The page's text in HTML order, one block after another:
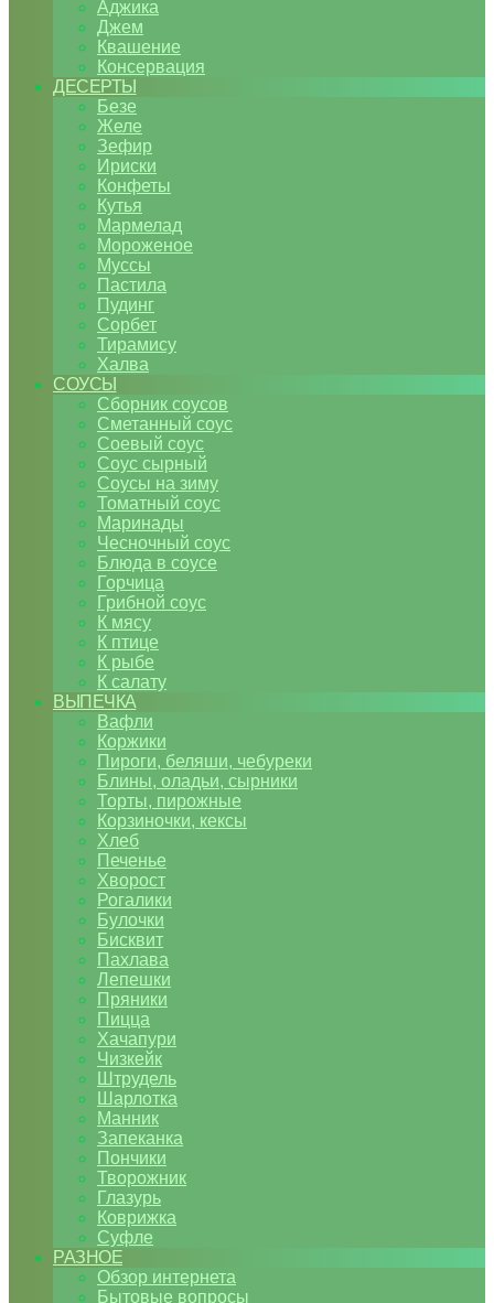
Аджика
Джем
Квашение
Консервация
ДЕСЕРТЫ
Безе
Желе
Зефир
Ириски
Конфеты
Кутья
Мармелад
Мороженое
Муссы
Пастила
Пудинг
Сорбет
Тирамису
Халва
СОУСЫ
Сборник соусов
Сметанный соус
Соевый соус
Соус сырный
Соусы на зиму
Томатный соус
Маринады
Чесночный соус
Блюда в соусе
Горчица
Грибной соус
К мясу
К птице
К рыбе
К салату
ВЫПЕЧКА
Вафли
Коржики
Пироги, беляши, чебуреки
Блины, оладьи, сырники
Торты, пирожные
Корзиночки, кексы
Хлеб
Печенье
Хворост
Рогалики
Булочки
Бисквит
Пахлава
Лепешки
Пряники
Пицца
Хачапури
Чизкейк
Штрудель
Шарлотка
Манник
Запеканка
Пончики
Творожник
Глазурь
Коврижка
Суфле
РАЗНОЕ
Обзор интернета
Бытовые вопросы